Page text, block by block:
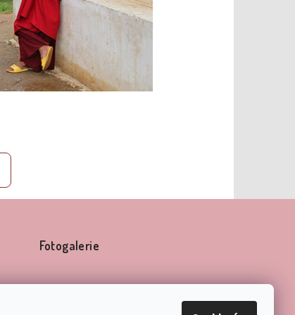
Fotogalerie
přechodovému rituálu 15. 5. 2023